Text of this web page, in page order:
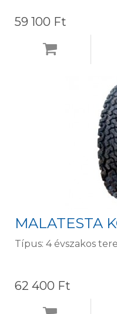
59 100 Ft
MALATESTA
Típus: 4 évszakos
62 400 Ft